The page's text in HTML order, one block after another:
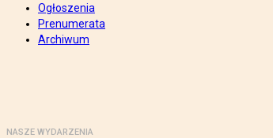
Ogłoszenia
Prenumerata
Archiwum
NASZE WYDARZENIA